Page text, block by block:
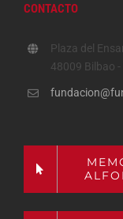
CONTACTO
Plaza del
48009 Bilbao -